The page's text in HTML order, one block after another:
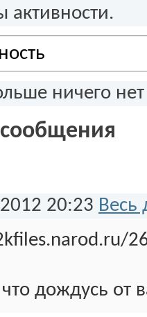
активности.
ничего нет
20:23 Весь
дождусь от